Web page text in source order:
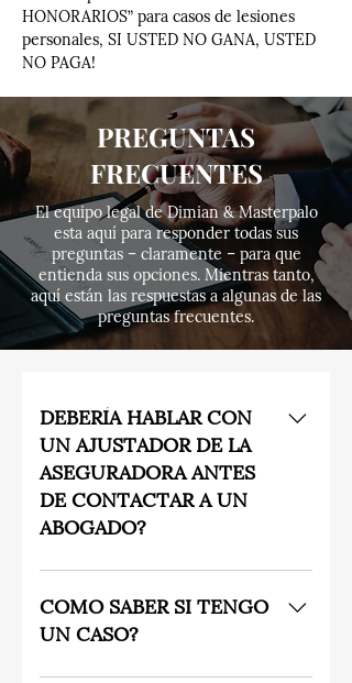
HONORARIOS” para casos de lesiones
personales, SI USTED NO GANA, USTED
NO PAGA!
PREGUNTAS
FRECUENTES
El equipo legal de Dimian & Masterpalo
esta aquí para responder todas sus
preguntas – claramente – para que
entienda sus opciones. Mientras tanto,
aquí están las respuestas a algunas de las
preguntas frecuentes.
DEBERÍA HABLAR CON
UN AJUSTADOR DE LA
ASEGURADORA ANTES
DE CONTACTAR A UN
ABOGADO?
No. Las compañías de seguro tratan
con reclamos por lesiones personales
todos los días y ellos saben cómo
hacer que un monto bajo de
COMO SABER SI TENGO
UN CASO?